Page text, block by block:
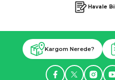
Havale
Kargom Nerede?